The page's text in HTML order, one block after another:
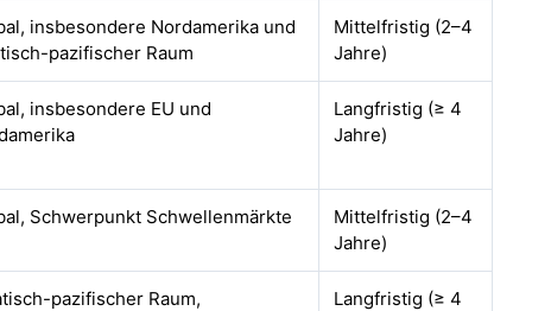
insbesondere Nordamerika und
pazifischer Raum
Mittelfristig (2–4
Jahre)
insbesondere EU und
Langfristig (≥ 4
Jahre)
Schwerpunkt Schwellenmärkte
Mittelfristig (2–4
Jahre)
pazifischer Raum,
Langfristig (≥ 4